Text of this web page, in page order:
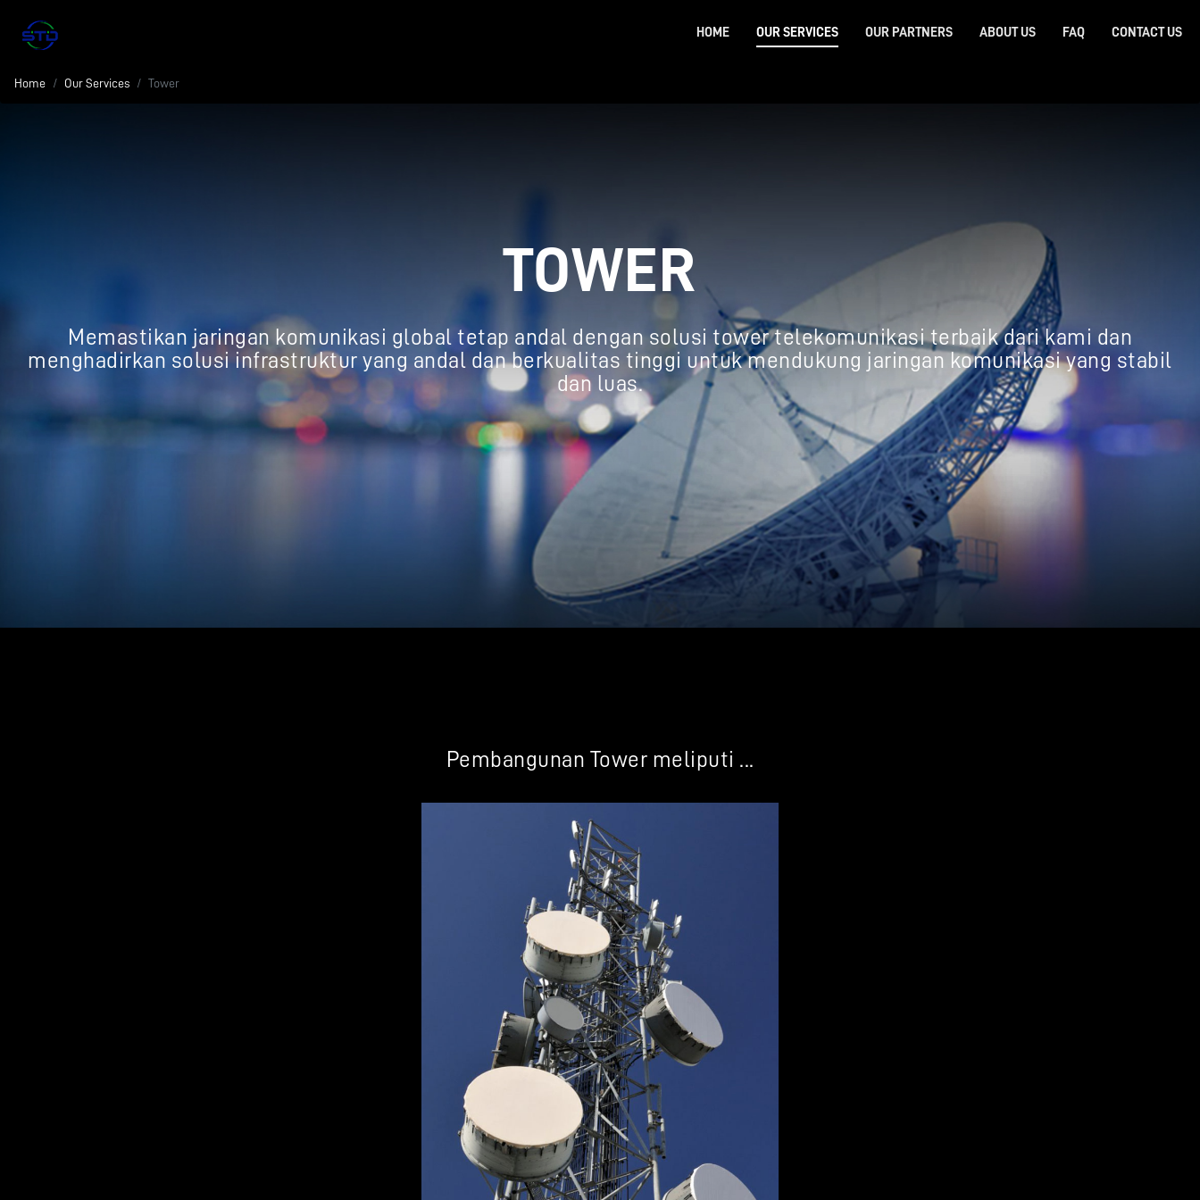
HOME OUR SERVICES OUR PARTNERS ABOUT US FAQ CONTACT US
Home Our Services Tower
TOWER
Memastikan jaringan komunikasi global tetap andal dengan solusi tower telekomunikasi terbaik dari kami dan
menghadirkan solusi infrastruktur yang andal dan berkualitas tinggi untuk mendukung jaringan komunikasi yang stabil
dan luas.
Pembangunan Tower meliputi ...